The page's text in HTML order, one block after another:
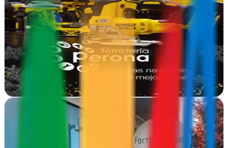
Tomelloso, Ciudad Real
Publicidad integral para negocios locales en Tomelloso. Estrategias
creativas que conectan con tu audiencia y generan resultados
medibles en tu zona
Ver ficha completa